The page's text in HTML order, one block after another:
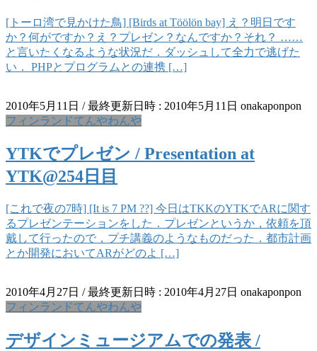
[トーロ湾で見かけた鳥] [Birds at Töölön bay] え？明日です
か？何がですか？え？プレゼン？なんですか？それ？ ……
と言いたくなるような状況だ．ダッシュして全力で逃げた
い． PHPとプログラムとの連携 […]
2010年5月11日 / 最終更新日時 : 2010年5月11日 onakaponpon
フィンランドてんやわんや
YTKでプレゼン / Presentation at
YTK@254日目
[これで夜の7時] [It is 7 PM ??] 今日はTKKのYTKでARに関す
るプレゼンテーションをした．プレゼンというか，依頼を頂
戴して行ったので，プチ講義のようなものだった．都市計画
とか開発においてARがどのよ […]
2010年4月27日 / 最終更新日時 : 2010年4月27日 onakaponpon
フィンランドてんやわんや
デザインミュージアムでの発表 /